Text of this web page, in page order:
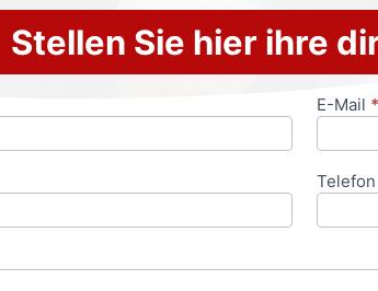
Stellen Sie hier ihre
E-Mail *
Telefon